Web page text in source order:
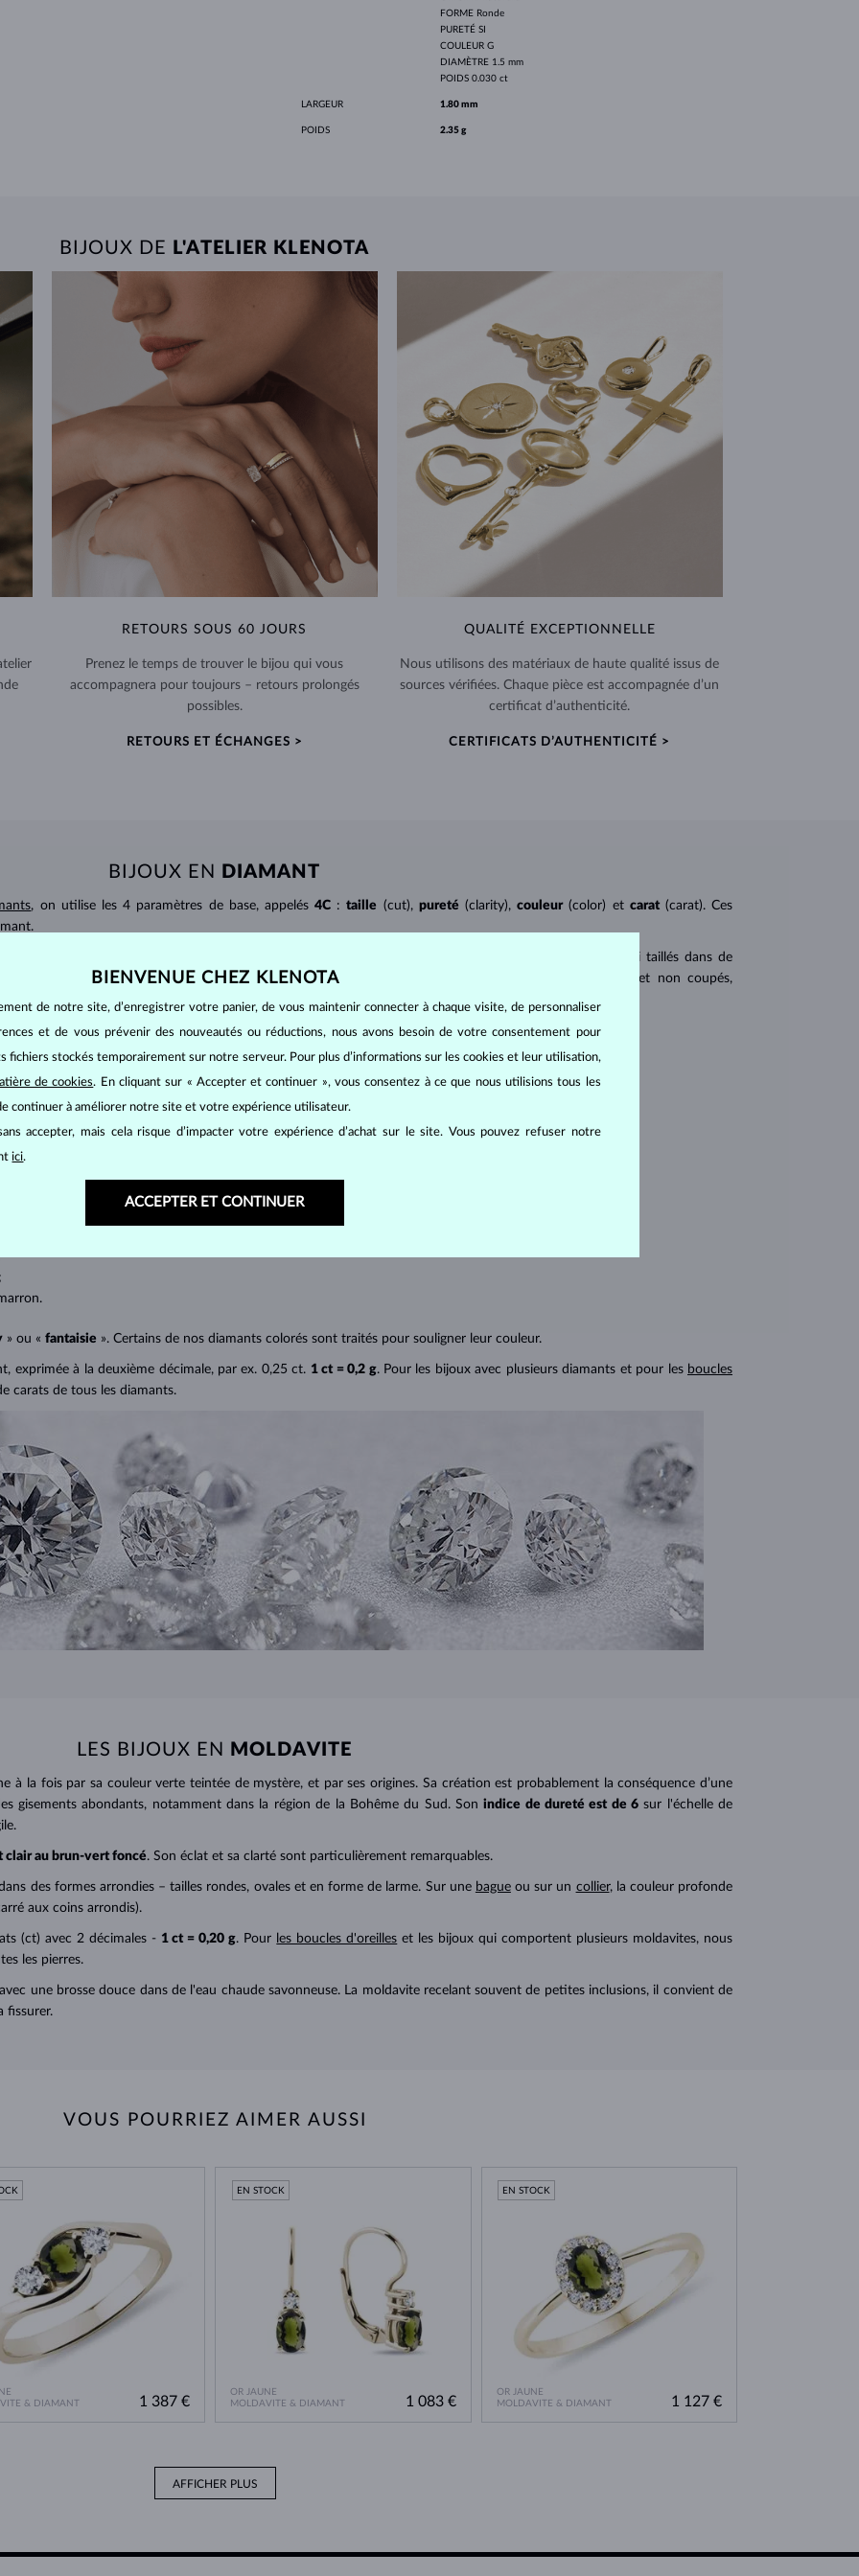
FORME Ronde
PURETÉ SI
COULEUR G
DIAMÈTRE 1.5 mm
POIDS 0.030 ct
LARGEUR 1.80 mm
POIDS 2.35 g
BIJOUX DE L'ATELIER KLENOTA
RETOURS SOUS 60 JOURS
Prenez le temps de trouver le bijou qui vous
accompagnera pour toujours – retours prolongés
possibles.
RETOURS ET ÉCHANGES >
QUALITÉ EXCEPTIONNELLE
Nous utilisons des matériaux de haute qualité issus de
sources vérifiées. Chaque pièce est accompagnée d’un
certificat d’authenticité.
CERTIFICATS D’AUTHENTICITÉ >
BIJOUX EN DIAMANT
, on utilise les 4 paramètres de base, appelés 4C : taille (cut), pureté (clarity), couleur (color) et carat (carat). Ces
brillant. La taille ronde dite
appartient aux tailles les plus populaires. Les diamants sont aussi taillés dans de
baguette, cœur, larme, ovale ou princesse (quadrilatère ou triangulaire avec angles pointus et non coupés,
quantité, la taille et la répartition des inclusions ou bien des imperfections internes du diamant :
– diamants avec très petites inclusions,
avec petites inclusions,
avec des inclusions qui peuvent être détectées à la loupe,
P
est notée selon l’échelle internationale :
» ou « fantaisie ». Certains de nos diamants colorés sont traités pour souligner leur couleur.
exprimée à la deuxième décimale, par ex. 0,25 ct. 1 ct = 0,2 g. Pour les bijoux avec plusieurs diamants et pour les boucles
carats de tous les diamants.
LES BIJOUX EN MOLDAVITE
à la fois par sa couleur verte teintée de mystère, et par ses origines. Sa création est probablement la conséquence d’une
gisements abondants, notamment dans la région de la Bohême du Sud. Son indice de dureté est de 6 sur l'échelle de
clair au brun-vert foncé. Son éclat et sa clarté sont particulièrement remarquables.
des formes arrondies – tailles rondes, ovales et en forme de larme. Sur une bagueou sur un collier, la couleur profonde
aux coins arrondis).
(ct) avec 2 décimales - 1 ct = 0,20 g. Pour les boucles d'oreilles et les bijoux qui comportent plusieurs moldavites, nous
les pierres.
une brosse douce dans de l'eau chaude savonneuse. La moldavite recelant souvent de petites inclusions, il convient de
fissurer.
VOUS POURRIEZ AIMER AUSSI
& DIAMANT
1 387 €
OR JAUNE
MOLDAVITE & DIAMANT
EN STOCK
1 083 €
OR JAUNE
MOLDAVITE & DIAMANT
EN STOCK
1 127 €
AFFICHER PLUS
BIENVENUE CHEZ KLENOTA
de notre site, d’enregistrer votre panier, de vous maintenir connecter à chaque visite, de personnaliser
et de vous prévenir des nouveautés ou réductions, nous avons besoin de votre consentement pour
fichiers stockés temporairement sur notre serveur. Pour plus d’informations sur les cookies et leur utilisation,
de cookies. En cliquant sur « Accepter et continuer », vous consentez à ce que nous utilisions tous les
continuer à améliorer notre site et votre expérience utilisateur.
accepter, mais cela risque d’impacter votre expérience d’achat sur le site. Vous pouvez refuser notre
ici.
ACCEPTER ET CONTINUER